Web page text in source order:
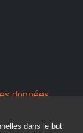
dans le but
données